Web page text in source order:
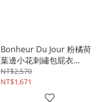
Bonheur Du Jour 粉橘荷
葉邊小花刺繡包屁衣
6M~3Y
NT$2,570
NT$1,671